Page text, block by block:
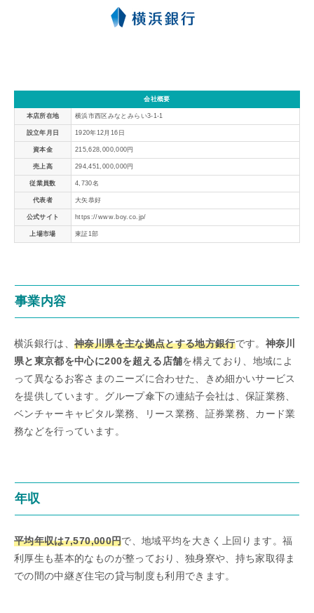
会社概要
本店所在地 横浜市西区みなとみらい3-1-1
設立年月日 1920年12月16日
資本金 215,628,000,000円
売上高 294,451,000,000円
従業員数 4,730名
代表者 大矢恭好
公式サイト https://www.boy.co.jp/
上場市場 東証1部
事業内容
横浜銀行は、神奈川県を主な拠点とする地方銀行です。 神奈川
県と東京都を中心に200を超える店舗を構えており、地域によ
って異なるお客さまのニーズに合わせた、きめ細かいサービス
を提供しています。グループ傘下の連結子会社は、保証業務、
ベンチャーキャピタル業務、リース業務、証券業務、カード業
務などを行っています。
年収
平均年収は7,570,000円で、地域平均を大きく上回ります。福
利厚生も基本的なものが整っており、独身寮や、持ち家取得ま
での間の中継ぎ住宅の貸与制度も利用できます。